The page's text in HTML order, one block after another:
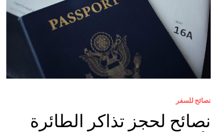
نصائح للسفر
نصائح لحجز تذاكر الطائرة